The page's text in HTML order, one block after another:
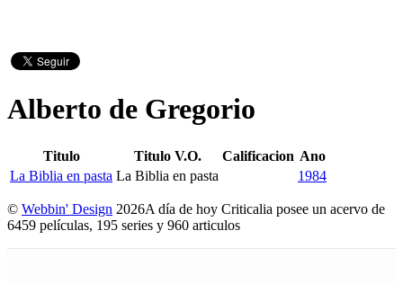
Alberto de Gregorio
Titulo Titulo V.O. Calificacion Ano
La Biblia en pasta La Biblia en pasta 1984
© Webbin' Design 2026A día de hoy Criticalia posee un acervo de
6459 películas, 195 series y 960 articulos